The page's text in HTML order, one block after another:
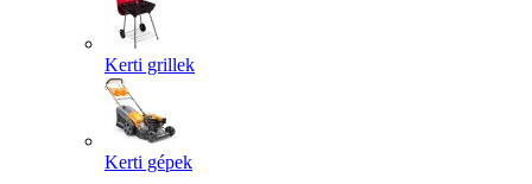
Kerti grillek
Kerti gépek